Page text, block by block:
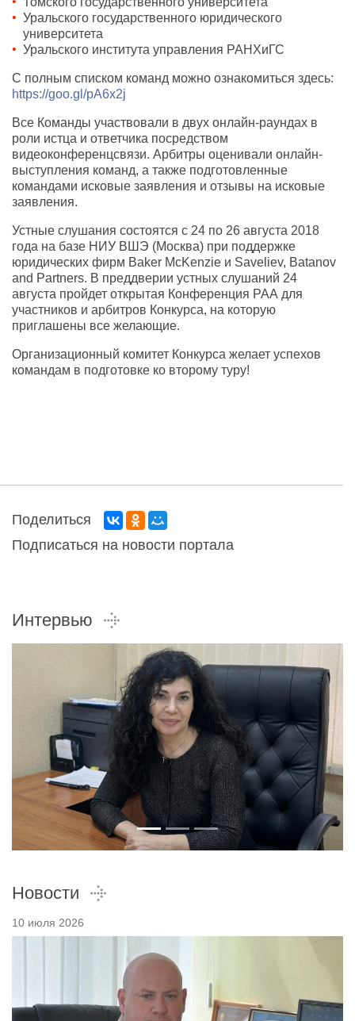
Уральского государственного юридического
университета
Уральского института управления РАНХиГС
С полным списком команд можно ознакомиться здесь:
https://goo.gl/pA6x2j
Все Команды участвовали в двух онлайн-раундах в
роли истца и ответчика посредством
видеоконференцсвязи. Арбитры оценивали онлайн-
выступления команд, а также подготовленные
командами исковые заявления и отзывы на исковые
заявления.
Устные слушания состоятся с 24 по 26 августа 2018
года на базе НИУ ВШЭ (Москва) при поддержке
юридических фирм Baker McKenzie и Saveliev, Batanov
and Partners. В преддверии устных слушаний 24
августа пройдет открытая Конференция РАА для
участников и арбитров Конкурса, на которую
приглашены все желающие.
Организационный комитет Конкурса желает успехов
командам в подготовке ко второму туру!
Поделиться
Подписаться на новости портала
Интервью
Новости
10 июля 2026